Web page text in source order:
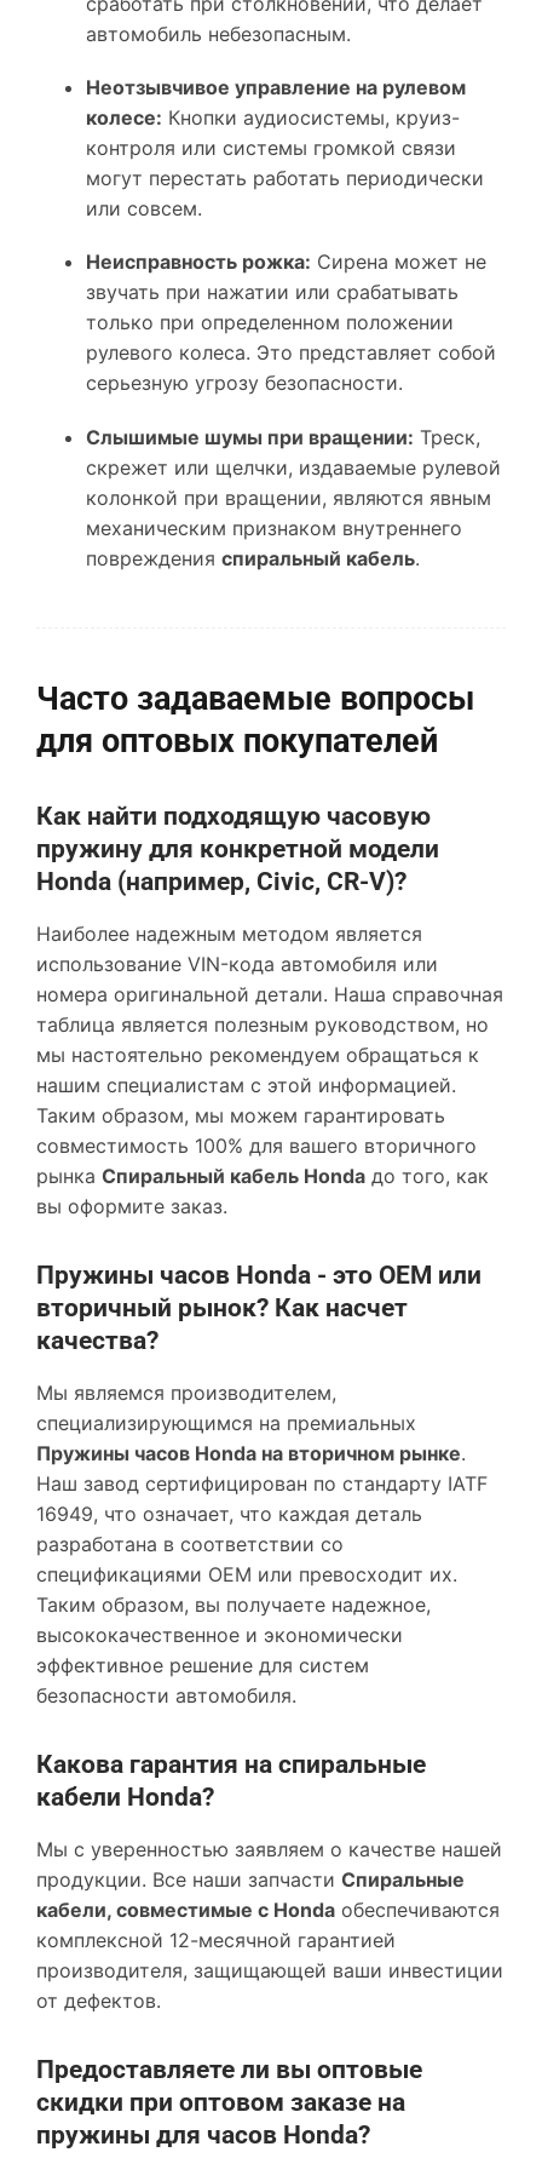
автомобиль небезопасным.
Неотзывчивое управление на рулевом
колесе: Кнопки аудиосистемы, круиз-
контроля или системы громкой связи
могут перестать работать периодически
или совсем.
Неисправность рожка: Сирена может не
звучать при нажатии или срабатывать
только при определенном положении
рулевого колеса. Это представляет собой
серьезную угрозу безопасности.
Слышимые шумы при вращении: Треск,
скрежет или щелчки, издаваемые рулевой
колонкой при вращении, являются явным
механическим признаком внутреннего
повреждения спиральный кабель.
Часто задаваемые вопросы
для оптовых покупателей
Как найти подходящую часовую
пружину для конкретной модели
Honda (например, Civic, CR-V)?
Наиболее надежным методом является
использование VIN-кода автомобиля или
номера оригинальной детали. Наша справочная
таблица является полезным руководством, но
мы настоятельно рекомендуем обращаться к
нашим специалистам с этой информацией.
Таким образом, мы можем гарантировать
совместимость 100% для вашего вторичного
рынка Спиральный кабель Honda до того, как
вы оформите заказ.
Пружины часов Honda - это OEM или
вторичный рынок? Как насчет
качества?
Мы являемся производителем,
специализирующимся на премиальных
Пружины часов Honda на вторичном рынке.
Наш завод сертифицирован по стандарту IATF
16949, что означает, что каждая деталь
разработана в соответствии со
спецификациями OEM или превосходит их.
Таким образом, вы получаете надежное,
высококачественное и экономически
эффективное решение для систем
безопасности автомобиля.
Какова гарантия на спиральные
кабели Honda?
Мы с уверенностью заявляем о качестве нашей
продукции. Все наши запчасти Спиральные
кабели, совместимые с Honda обеспечиваются
комплексной 12-месячной гарантией
производителя, защищающей ваши инвестиции
от дефектов.
Предоставляете ли вы оптовые
скидки при оптовом заказе на
пружины для часов Honda?